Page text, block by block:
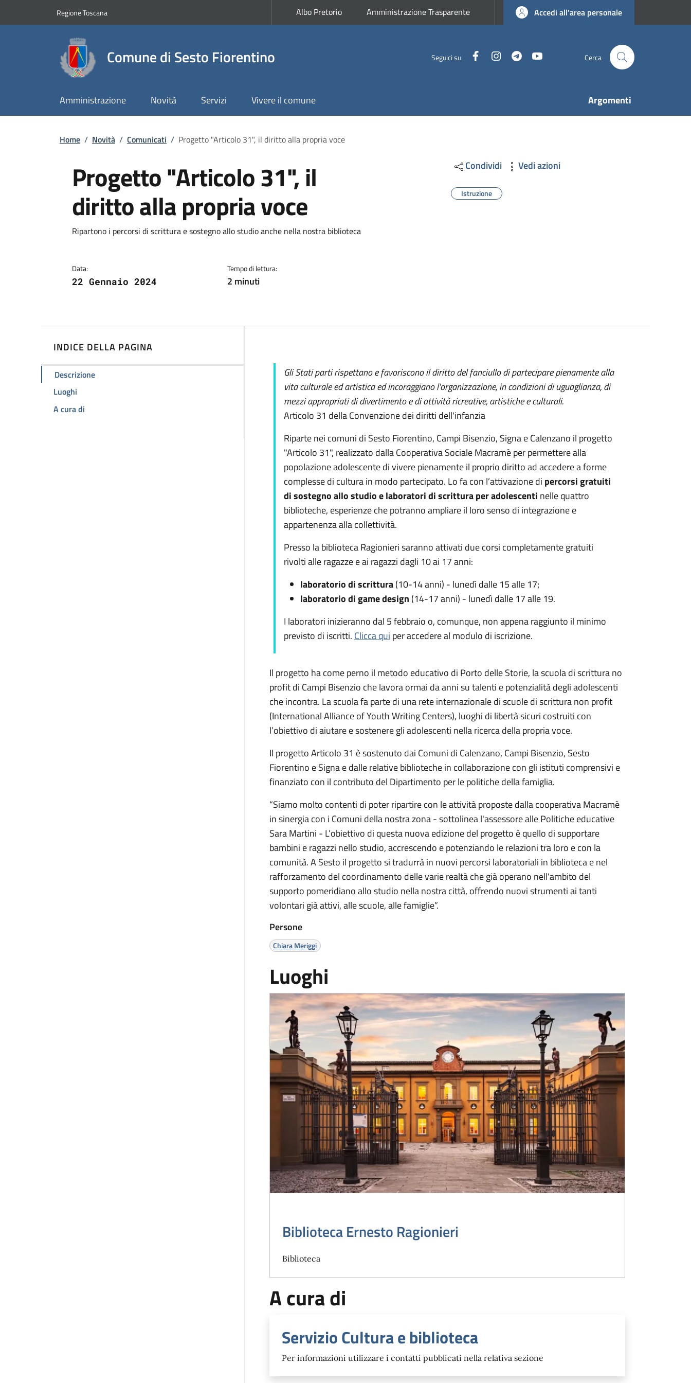
Regione ToscanaSlim top Albo Pretorio Amministrazione Trasparente Accedi all'area personale
Comune di Sesto Fiorentino Seguici su FacebookInstagramTelegram Cerca
Amministrazione Novità Servizi Vivere il comune Argomenti
Briciole di pane
Home / Novità / Comunicati / Progetto "Articolo 31", il diritto alla propria voce
Progetto "Articolo 31", il
diritto alla propria voce
Dettagli
Descrizione breve
Ripartono i percorsi di scrittura e sostegno allo studio anche nella nostra biblioteca
Data:
22 Gennaio 2024
Tempo di lettura:
2 minuti
Condividi Vedi azioni
Istruzione
INDICE DELLA PAGINA
Descrizione
Luoghi
A cura di
Descrizione
Gli Stati parti rispettano e favoriscono il diritto del fanciullo di partecipare pienamente alla
vita culturale ed artistica ed incoraggiano l'organizzazione, in condizioni di uguaglianza, di
mezzi appropriati di divertimento e di attività ricreative, artistiche e culturali.
Articolo 31 della Convenzione dei diritti dell'infanzia
Riparte nei comuni di Sesto Fiorentino, Campi Bisenzio, Signa e Calenzano il progetto
"Articolo 31", realizzato dallaCooperativa Sociale Macramè per permettere alla
popolazione adolescente di vivere pienamente il proprio diritto ad accedere a forme
complesse di cultura in modo partecipato. Lo fa con l’attivazione di percorsi gratuiti
di sostegno allo studio e laboratori di scrittura per adolescenti nelle quattro
biblioteche, esperienze che potranno ampliare il loro senso di integrazione e
appartenenza alla collettività.
Presso la biblioteca Ragionieri saranno attivati due corsi completamente gratuiti
rivolti alle ragazze e ai ragazzi dagli 10 ai 17 anni:
laboratorio di scrittura(10-14 anni) - lunedì dalle 15 alle 17;
laboratorio di game design (14-17 anni) - lunedì dalle 17 alle 19.
I laboratori inizieranno dal 5 febbraio o, comunque, non appena raggiunto il minimo
previsto di iscritti. Clicca qui per accedere al modulo di iscrizione.
Il progetto ha come perno il metodo educativo di Porto delle Storie, la scuola di scrittura no
profit di Campi Bisenzio che lavora ormai da anni su talenti e potenzialità degli adolescenti
che incontra. La scuola fa parte di una rete internazionale di scuole di scrittura non profit
(International Alliance of Youth Writing Centers), luoghi di libertà sicuri costruiti con
l’obiettivo di aiutare e sostenere gli adolescenti nella ricerca della propria voce.
Il progetto Articolo 31 è sostenuto dai Comuni di Calenzano, Campi Bisenzio, Sesto
Fiorentino e Signa e dalle relative biblioteche in collaborazione con gli istituti comprensivi e
finanziato con il contributo del Dipartimento per le politiche della famiglia.
“Siamo molto contenti di poter ripartire con le attività proposte dalla cooperativa Macramè
in sinergia con i Comuni della nostra zona - sottolinea l'assessore alle Politiche educative
Sara Martini - L’obiettivo di questa nuova edizione del progetto è quello di supportare
bambini e ragazzi nello studio, accrescendo e potenziando le relazioni tra loro e con la
comunità. A Sesto il progetto si tradurrà in nuovi percorsi laboratoriali in biblioteca e nel
rafforzamento del coordinamento delle varie realtà che già operano nell'ambito del
supporto pomeridiano allo studio nella nostra città, offrendo nuovi strumenti ai tanti
volontari già attivi, alle scuole, alle famiglie”.
Persone
Chiara Meriggi
Luoghi
Biblioteca Ernesto Ragionieri
Biblioteca
A cura di
Servizio Cultura e biblioteca
Per informazioni utilizzare i contatti pubblicati nella relativa sezione